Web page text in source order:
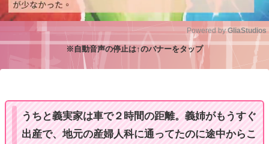
Powered by GliaStudios
※自動音声の停止は↑のバナーをタップ
うちと義実家は車で２時間の距離。義姉がもうすぐ
出産で、地元の産婦人科に通ってたのに途中からこ